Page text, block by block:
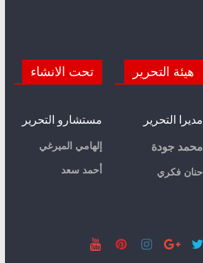
هيئة التحرير
مديرا التحرير
محمد جودة
حنان فكري
تحت الانشاء
مستشارو التحرير
إلهامي الميرغي
أحمد سعد